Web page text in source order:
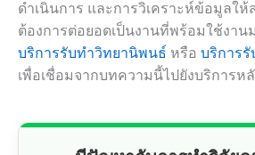
ดำเนินการ และการวิเคราะห์ข้อมูลใ
ต้องการต่อยอดเป็นงานที่พร้อมใช้งา
บริการรับทำวิทยานิพนธ์ หรือ บริการรั
เพื่อเชื่อมจากบทความนี้ไปยังบริการห